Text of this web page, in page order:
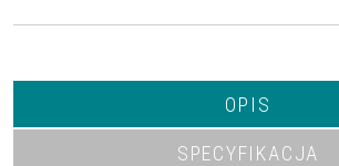
OPIS
SPECYFIKACJA